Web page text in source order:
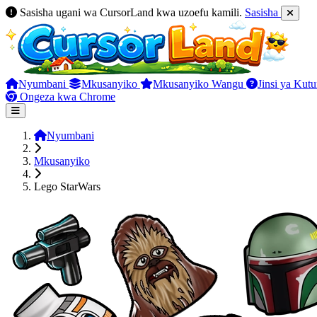
Sasisha ugani wa CursorLand kwa uzoefu kamili. Sasisha
Nyumbani Mkusanyiko Mkusanyiko Wangu
Jinsi ya
Ongeza kwa Chrome
Nyumbani
Mkusanyiko
Lego StarWars